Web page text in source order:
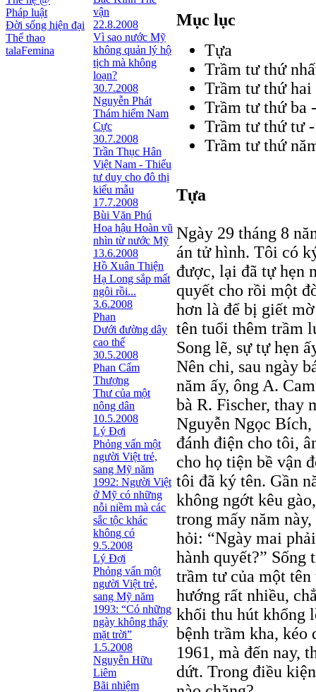
Pháp luật
Đời sống hiện đại
Thể thao
talaFemina
vận
22.8.2008
Vì sao nước Mỹ
không quản lý hộ
tịch mà không
loạn?
30.7.2008
Nguyễn Phát
Thám hiểm Nam
Cực
30.7.2008
Trần Thục Hân
Việt Nam - Thiếu
tư duy cho đô thị
kiểu mẫu
17.7.2008
Bùi Văn Phú
Hoa hậu Hoàn vũ
nhìn từ nước Mỹ
13.6.2008
Hồ Xuân Thiện
Hạ Long sắp mất
ngôi rồi...
3.6.2008
Phan
Dưới đường dây
cao thế
30.5.2008
Phan Cẩm
Thượng
Thư của một
nông dân
10.5.2008
Lý Đợi
Phỏng vấn một
người Việt trẻ,
sang Mỹ năm
1992: Người Việt
ở Mỹ có những
nỗi niềm mà các
sắc tộc khác
không có
9.5.2008
Lý Đợi
Phỏng vấn một
người Việt trẻ,
sang Mỹ năm
1993: “Có những
ngày không thấy
mặt trời”
1.5.2008
Nguyễn Hữu
Liêm
Bãi nhiệm
Mục lục
Tựa
Trầm tư thứ
Trầm tư thứ
Trầm tư thứ ba
Trầm tư thứ tư
Trầm tư thứ
Tựa
Ngày 29 tháng 8
án tử hình. Tôi có
được, lại đã tự hẹn
quyết cho rồi một
hơn là để bị giết
tên tuổi thêm trầm
Song lẽ, sự tự hẹn
Nên chi, sau ngày
năm ấy, ông A.
bà R. Fischer, thay
Nguyễn Ngọc
đánh điện cho tôi,
cho họ tiện bề vận
tôi đã ký tên. Gần
không ngớt kêu
trong mấy năm
hỏi: “Ngày mai
hành quyết?” Sống
trầm tư của một
hướng rất nhiều,
khối thu hút khổng
bệnh trầm kha, kéo
1961, mà đến nay,
dứt. Trong điều